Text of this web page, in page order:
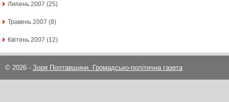
Липень 2007 (25)
Травень 2007 (8)
Квітень 2007 (12)
© 2026 - Зоря Полтавщини. Громадсько-політична газета